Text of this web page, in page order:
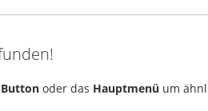
oder das Hauptmenü um